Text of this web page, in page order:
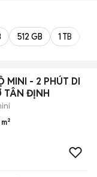
512 GB 1 TB
MINI - 2 PHÚT DI
TÂN ĐỊNH